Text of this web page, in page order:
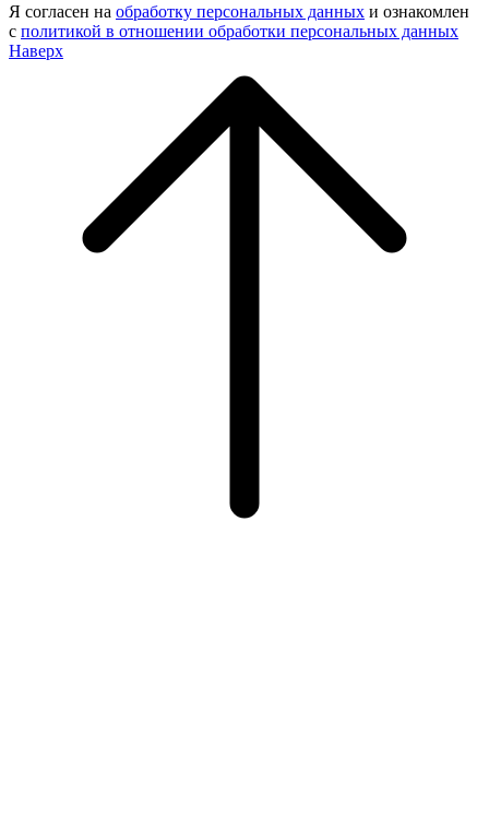
Я согласен на обработку персональных данных и ознакомлен
с политикой в отношении обработки персональных данных
Наверх